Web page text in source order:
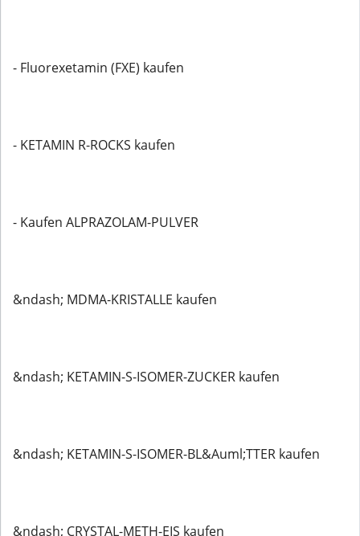
- Fluorexetamin (FXE) kaufen
- KETAMIN R-ROCKS kaufen
- Kaufen ALPRAZOLAM-PULVER
&ndash; MDMA-KRISTALLE kaufen
&ndash; KETAMIN-S-ISOMER-ZUCKER kaufen
&ndash; KETAMIN-S-ISOMER-BL&Auml;TTER kaufen
&ndash; CRYSTAL-METH-EIS kaufen